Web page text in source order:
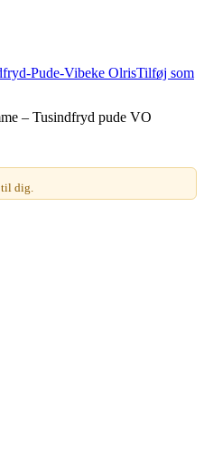
Tilføj som
– Tusindfryd pude VO
til dig.